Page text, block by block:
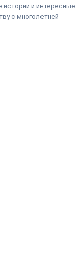
и интересные
с многолетней